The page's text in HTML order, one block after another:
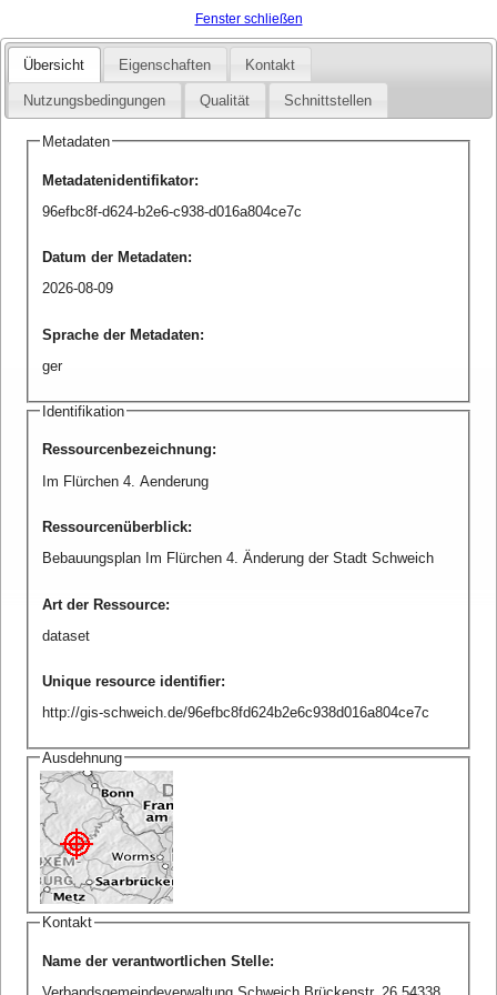
Fenster schließen
Übersicht Eigenschaften Kontakt
Nutzungsbedingungen Qualität Schnittstellen
Metadaten
Metadatenidentifikator:
96efbc8f-d624-b2e6-c938-d016a804ce7c
Datum der Metadaten:
2026-08-09
Sprache der Metadaten:
ger
Identifikation
Ressourcenbezeichnung:
Im Flürchen 4. Aenderung
Ressourcenüberblick:
Bebauungsplan Im Flürchen 4. Änderung der Stadt Schweich
Art der Ressource:
dataset
Unique resource identifier:
http://gis-schweich.de/96efbc8fd624b2e6c938d016a804ce7c
Ausdehnung
Kontakt
Name der verantwortlichen Stelle: